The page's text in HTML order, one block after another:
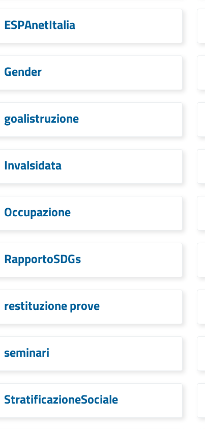
ESPAnetItalia
Gender
goalistruzione
Invalsidata
Occupazione
RapportoSDGs
restituzione prove
seminari
StratificazioneSociale